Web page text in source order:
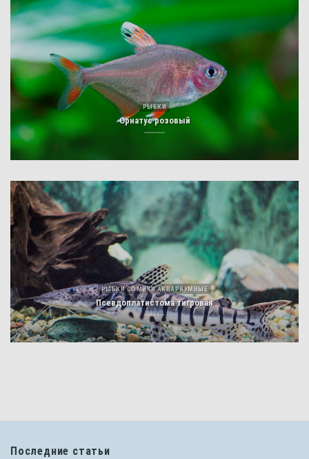
РЫБКИ
Орнатус розовый
РЫБКИ СОМИКИ АКВАРИУМНЫЕ
Псевдоплатистома тигровая
Последние статьи